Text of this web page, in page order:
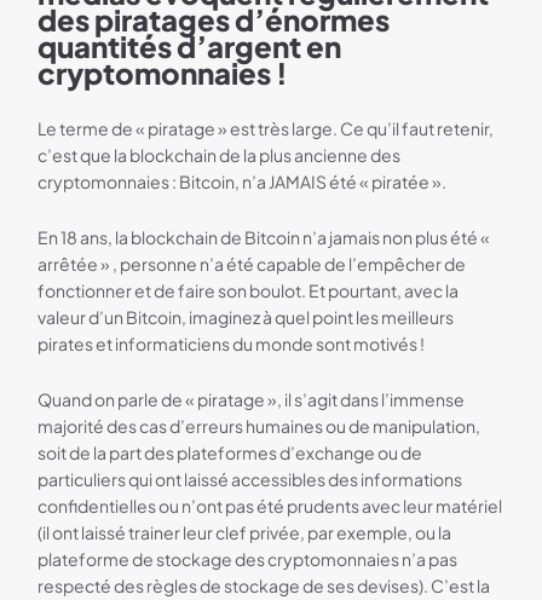
des piratages d’énormes
quantités d’argent en
cryptomonnaies !
Le terme de « piratage » est très large. Ce qu’il faut retenir,
c’est que la blockchain de la plus ancienne des
cryptomonnaies : Bitcoin, n’a JAMAIS été « piratée ».
En 18 ans, la blockchain de Bitcoin n’a jamais non plus été «
arrêtée » , personne n’a été capable de l’empêcher de
fonctionner et de faire son boulot. Et pourtant, avec la
valeur d’un Bitcoin, imaginez à quel point les meilleurs
pirates et informaticiens du monde sont motivés !
Quand on parle de « piratage », il s’agit dans l’immense
majorité des cas d’erreurs humaines ou de manipulation,
soit de la part des plateformes d’exchange ou de
particuliers qui ont laissé accessibles des informations
confidentielles ou n’ont pas été prudents avec leur matériel
(il ont laissé trainer leur clef privée, par exemple, ou la
plateforme de stockage des cryptomonnaies n’a pas
respecté des règles de stockage de ses devises). C’est la